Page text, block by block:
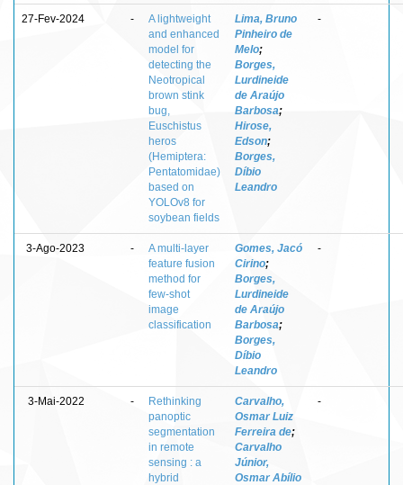
27-Fev-2024 -
A lightweight
and enhanced
model for
detecting the
Neotropical
brown stink
bug,
Euschistus
heros
(Hemiptera:
Pentatomidae)
based on
YOLOv8 for
soybean fields
Lima, Bruno
Pinheiro de
Melo;
Borges,
Lurdineide
de Araújo
Barbosa;
Hirose,
Edson;
Borges,
Díbio
Leandro
-
3-Ago-2023 -
A multi-layer
feature fusion
method for
few-shot
image
classification
Gomes, Jacó
Cirino;
Borges,
Lurdineide
de Araújo
Barbosa;
Borges,
Díbio
Leandro
-
3-Mai-2022 -
Rethinking
panoptic
segmentation
in remote
sensing : a
hybrid
Carvalho,
Osmar Luiz
Ferreira de;
Carvalho
Júnior,
Osmar Abílio
-